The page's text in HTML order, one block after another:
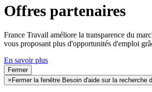
Offres partenaires
France Travail améliore la transparence du
vous proposant plus d'opportunités d'emploi
En savoir plus
Fermer
×Fermer la fenêtre Besoin d'aide sur la recherche